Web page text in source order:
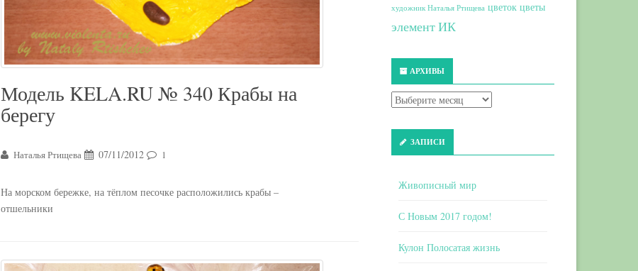
Модель KELA.RU № 340 Крабы на
берегу
Наталья Ртищева 07/11/2012 1
На морском бережке, на тёплом песочке расположились крабы –
отшельники
художник Наталья Ртищева цветок цветы
элемент ИК
АРХИВЫ
ЗАПИСИ
Живописный мир
С Новым 2017 годом!
Кулон Полосатая жизнь